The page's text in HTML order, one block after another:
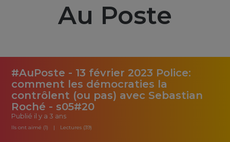
Au Poste
#AuPoste - 13 février 2023 Police:
comment les démocraties la
contrôlent (ou pas) avec Sebastian
Roché - s05#20
Publié il y a 3 ans
Ils ont aimé (1) Lectures (39)